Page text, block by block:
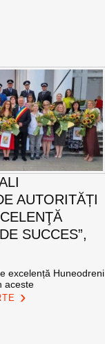
AUTORITĂȚI
SUCCES”,
excelență Huneodreni
aceste